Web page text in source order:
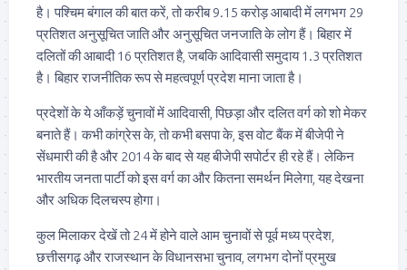
है। पश्चिम बंगाल की बात करें, तो करीब 9.15 करोड़ आबादी में लगभग 29
प्रतिशत अनुसूचित जाति और अनुसूचित जनजाति के लोग हैं। बिहार में
दलितों की आबादी 16 प्रतिशत है, जबकि आदिवासी समुदाय 1.3 प्रतिशत
है। बिहार राजनीतिक रूप से महत्वपूर्ण प्रदेश माना जाता है।
प्रदेशों के ये आँकड़ें चुनावों में आदिवासी, पिछड़ा और दलित वर्ग को शो मेकर
बनाते हैं। कभी कांग्रेस के, तो कभी बसपा के, इस वोट बैंक में बीजेपी ने
सेंधमारी की है और 2014 के बाद से यह बीजेपी सपोर्टर ही रहे हैं। लेकिन
भारतीय जनता पार्टी को इस वर्ग का और कितना समर्थन मिलेगा, यह देखना
और अधिक दिलचस्प होगा।
कुल मिलाकर देखें तो 24 में होने वाले आम चुनावों से पूर्व मध्य प्रदेश,
छत्तीसगढ़ और राजस्थान के विधानसभा चुनाव, लगभग दोनों प्रमुख